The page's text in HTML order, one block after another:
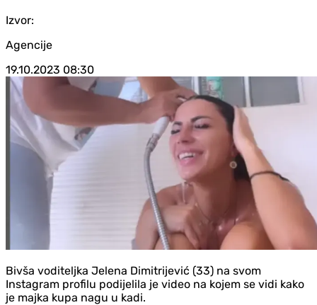
Izvor:
Agencije
19.10.2023 08:30
Bivša voditeljka Jelena Dimitrijević (33) na svom
Instagram profilu podijelila je video na kojem se vidi kako
je majka kupa nagu u kadi.